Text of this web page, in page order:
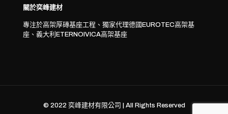
關於奕峰建材
專注於高架厚磚基座工程、獨家代理德國EUROTEC高架基
座、義大利ETERNOIVICA高架基座
© 2022 奕峰建材有限公司 | All Rights Reserved